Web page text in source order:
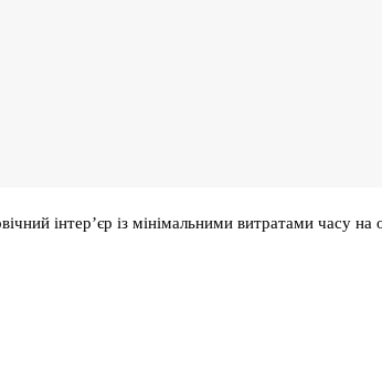
інтер’єр із мінімальними витратами часу на